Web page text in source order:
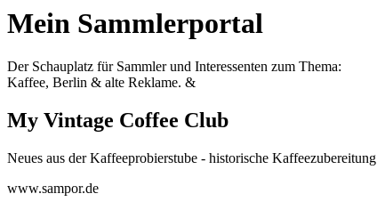
Mein Sammlerportal
Der Schauplatz für Sammler und Interessenten zum Thema:
Kaffee, Berlin & alte Reklame. &
My Vintage Coffee Club
Neues aus der Kaffeeprobierstube - historische Kaffeezubereitung
www.sampor.de